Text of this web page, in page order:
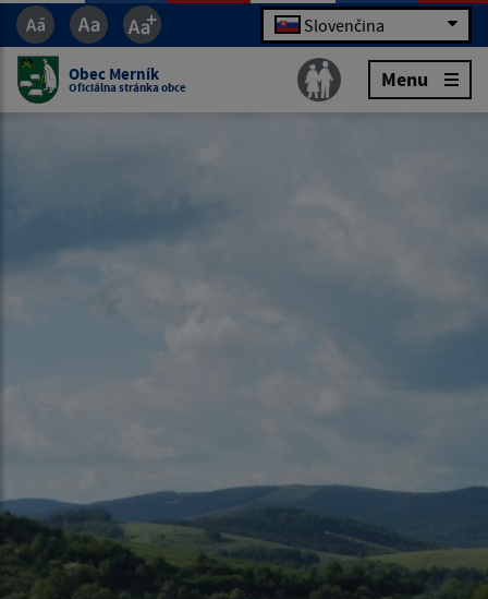
Slovenčina
Obec Merník
Oficiálna stránka obce Menu